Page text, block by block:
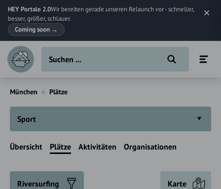
HEY Portale 2.0Wir bereiten gerade unseren Relaunch vor - schneller,
besser, größer, schlauer.
Coming soon →
München Plätze
Sport
Übersicht Plätze Aktivitäten Organisationen
Riversurfing Karte